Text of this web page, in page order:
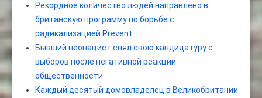
Рекордное количество людей направлено в
британскую программу по борьбе с
радикализацией Prevent
Бывший неонацист снял свою кандидатуру с
выборов после негативной реакции
общественности
Каждый десятый домовладелец в Великобритании